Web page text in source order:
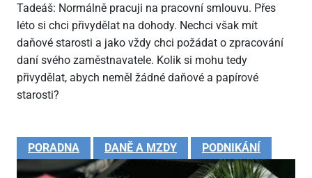
Tadeáš: Normálně pracuji na pracovní smlouvu. Přes
léto si chci přivydělat na dohody. Nechci však mít
daňové starosti a jako vždy chci požádat o zpracování
daní svého zaměstnavatele. Kolik si mohu tedy
přivydělat, abych neměl žádné daňové a papírové
starosti?
PORADNA DANĚ A MZDY PODNIKÁNÍ